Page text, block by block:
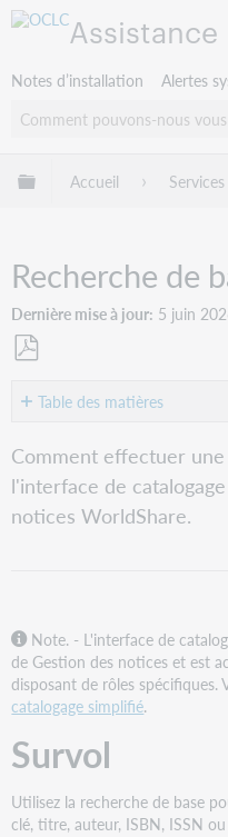
Assistance
Notes d’installation Alertes
Développer/réduire
Accueil
Recherche de
Dernière mise à jour 5 juin
en
que
PDF
Table des matières
chercher
Regarder
:
recherche
dans
WorldCat
Comment effectuer
l'interface de
notices WorldShare.
Note. - L'interface de
de Gestion des notices et est
disposant de rôles spécifiques.
catalogage simplifié.
Survol
Utilisez la recherche de base
clé, titre, auteur, ISBN, ISSN